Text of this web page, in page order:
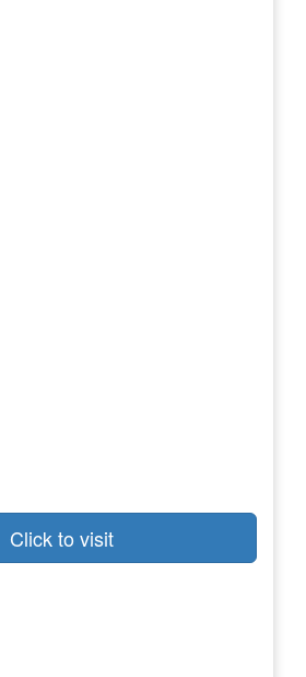
Click to visit